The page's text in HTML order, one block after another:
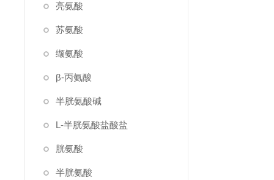
亮氨酸
苏氨酸
缬氨酸
β-丙氨酸
半胱氨酸碱
L-半胱氨酸盐酸盐
胱氨酸
半胱氨酸